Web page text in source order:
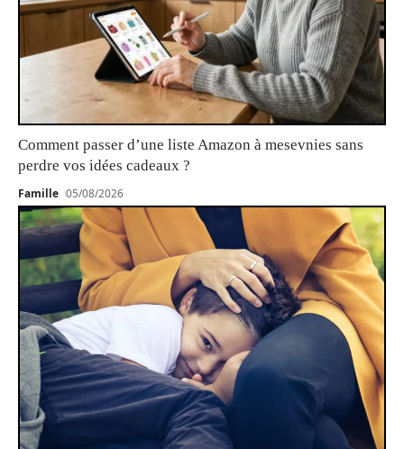
Comment passer d’une liste Amazon à mesevnies sans
perdre vos idées cadeaux ?
Famille 05/08/2026